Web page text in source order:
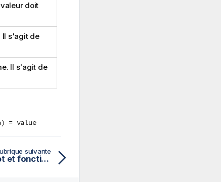
doit
Il s'agit de
Il s'agit de
= value
suivante
BetaInv - fonction de script et fonction de graphique